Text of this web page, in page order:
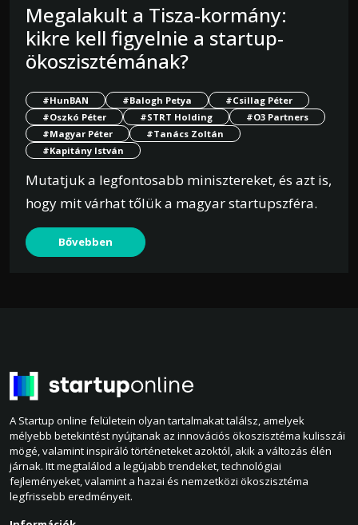
Megalakult a Tisza-kormány:
kikre kell figyelnie a startup-
ökoszisztémának?
#HunBAN #Balogh Petya
#Csillag Péter
#Oszkó Péter
#STRT Holding
#O3 Partners
#Magyar Péter
#Tanács Zoltán
#Kapitány István
Mutatjuk a legfontosabb minisztereket, és azt is,
hogy mit várhat tőlük a magyar startupszféra.
Bővebben
A Startup online felületein olyan tartalmakat találsz, amelyek
mélyebb betekintést nyújtanak az innovációs ökoszisztéma kulisszái
mögé, valamint inspiráló történeteket azoktól, akik a változás élén
járnak. Itt megtalálod a legújabb trendeket, technológiai
fejleményeket, valamint a hazai és nemzetközi ökoszisztéma
legfrissebb eredményeit.